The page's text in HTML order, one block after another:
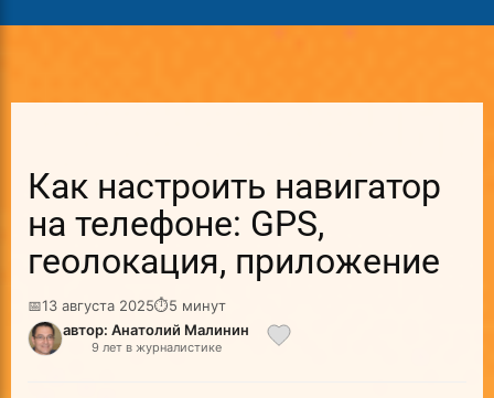
Как настроить навигатор
на телефоне: GPS,
геолокация, приложение
📅13 августа 2025⏱5 минут
автор: Анатолий Малинин
9 лет в журналистике